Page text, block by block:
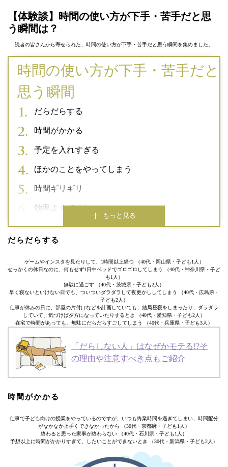
【体験談】時間の使い方が下手・苦手だと思
う瞬間は？
読者の皆さんから寄せられた、時間の使い方が下手・苦手だと思う瞬間を集めました。
時間の使い方が下手・苦手だと
思う瞬間
だらだらする
時間がかかる
予定を入れすぎる
ほかのことをやってしまう
時間ギリギリ
効率よくできない
もっと見る
だらだらする
ゲームやインスタを見たりして、1時間以上経つ （40代・岡山県・子ども1人）
せっかくの休日なのに、何もせず1日中ベッドでゴロゴロしてしまう （40代・神奈川県・子ど
も1人）
無駄に過ごす （40代・茨城県・子ども2人）
早く寝ないといけない日でも、ついついダラダラして夜更かししてしまう （40代・広島県・
子ども2人）
仕事が休みの日に、部屋の片付けなどを計画していても、結局昼寝をしまったり、ダラダラ
していて、気づけば夕方になっていたりするとき （40代・愛知県・子ども2人）
在宅で時間があっても、無駄にだらだらすごしてしまう （40代・兵庫県・子ども3人）
「だらしない人」はなぜかモテる!?そ
の理由や注意すべき点もご紹介
時間がかかる
仕事で子ども向けの授業をやっているのですが、いつも終業時間を過ぎてしまい、時間配分
がなかなか上手くできなかったから （30代・京都府・子ども1人）
終わると思った家事が終わらない （40代・石川県・子ども1人）
予想以上に時間がかかりすぎて、したいことができないとき （30代・新潟県・子ども2人）